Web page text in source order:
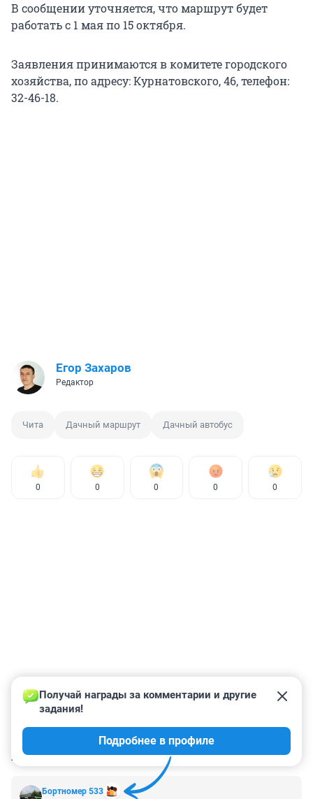
В сообщении уточняется, что маршрут будет
работать с 1 мая по 15 октября.
Заявления принимаются в комитете городского
хозяйства, по адресу: Курнатовского, 46, телефон:
32-46-18.
Егор Захаров
Редактор
Чита Дачный маршрут Дачный автобус
0 0 0 0 0
КОММЕНТАРИИ 6
Бортномер 533
Получай награды за комментарии и другие
задания!
Подробнее в профиле